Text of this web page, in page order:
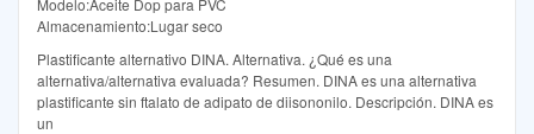
Almacenamiento:Lugar seco
Plastificante alternativo DINA. Alternativa. ¿Qué es una
alternativa/alternativa evaluada? Resumen. DINA es una alternativa
plastificante sin ftalato de adipato de diisononilo. Descripción. DINA es
un